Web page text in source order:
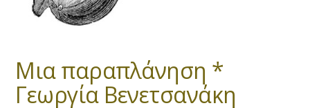
Μια παραπλάνηση *
Γεωργία Βενετσανάκη